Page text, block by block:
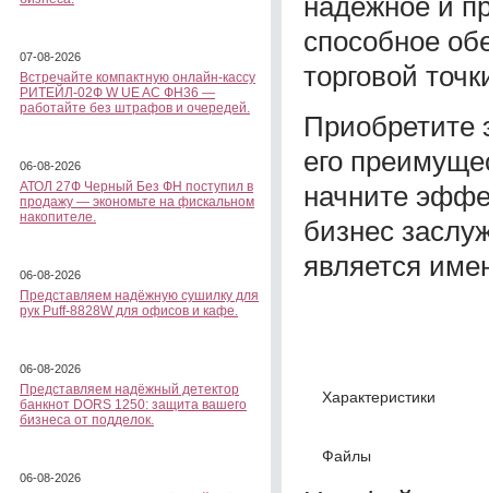
07-08-2026
Встречайте компактную онлайн-кассу
РИТЕЙЛ-02Ф W UE AC ФН36 —
работайте без штрафов и очередей.
06-08-2026
АТОЛ 27Ф Черный Без ФН поступил в
продажу — экономьте на фискальном
накопителе.
06-08-2026
Представляем надёжную сушилку для
рук Puff-8828W для офисов и кафе.
06-08-2026
Представляем надёжный детектор
банкнот DORS 1250: защита вашего
бизнеса от подделок.
06-08-2026
способное
торговой
Приобретите
его
начните
бизнес
является
Характеристики
Файлы